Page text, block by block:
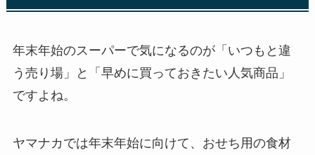
年末年始のスーパーで気になるのが「いつもと違
う売り場」と「早めに買っておきたい人気商品」
ですよね。
ヤマナカでは年末年始に向けて、おせち用の食材